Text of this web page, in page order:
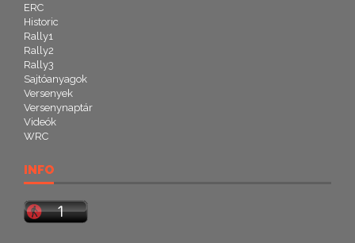
ERC
Historic
Rally1
Rally2
Rally3
Sajtóanyagok
Versenyek
Versenynaptár
Videók
WRC
INFO